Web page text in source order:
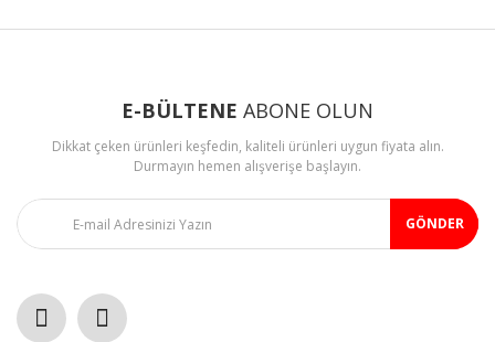
Ürün bilgilerinde hatalar bulunuyor.
Ürün fiyatı diğer sitelerden daha pahalı.
E-BÜLTENE ABONE OLUN
Dikkat çeken ürünleri keşfedin, kaliteli ürünleri uygun fiyata alın.
Durmayın hemen alışverişe başlayın.
GÖNDER